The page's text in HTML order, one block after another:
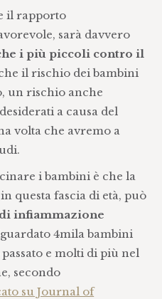
il rapporto
sarà davvero
i più piccoli contro il
il rischio dei bambini
un rischio anche
a causa del
volta che avremo a
i bambini è che la
questa fascia di età, può
infiammazione
4mila bambini
e molti di più nel
secondo
su Journal of